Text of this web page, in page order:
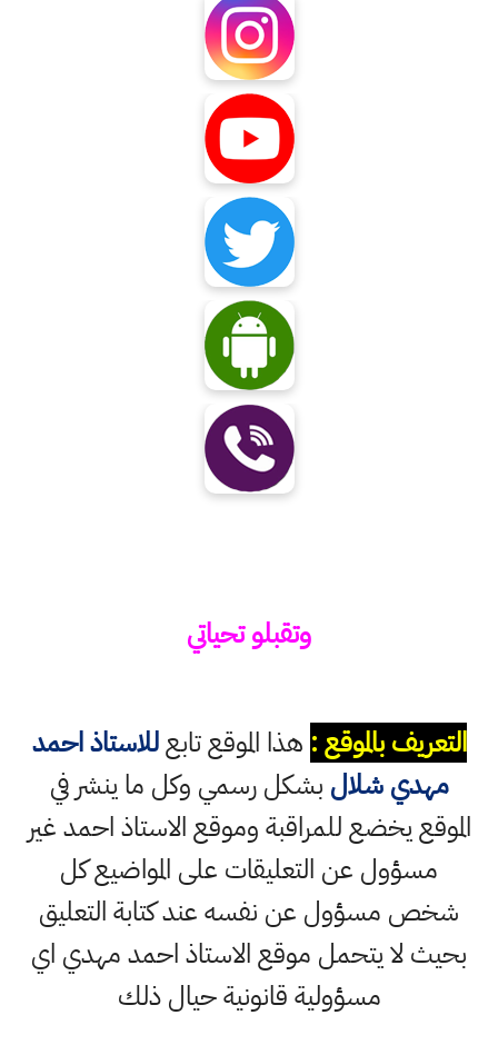
وتقبلو تحياتي
التعريف بالموقع : هذا الموقع تابعللاستاذ احمد
مهدي شلال بشكل رسمي وكل ما ينشر في
الموقع يخضع للمراقبة وموقع الاستاذ احمد غير
مسؤول عن التعليقات على المواضيع كل
شخص مسؤول عن نفسه عند كتابة التعليق
بحيث لا يتحمل موقع الاستاذ احمد مهدي اي
مسؤولية قانونية حيال ذلك